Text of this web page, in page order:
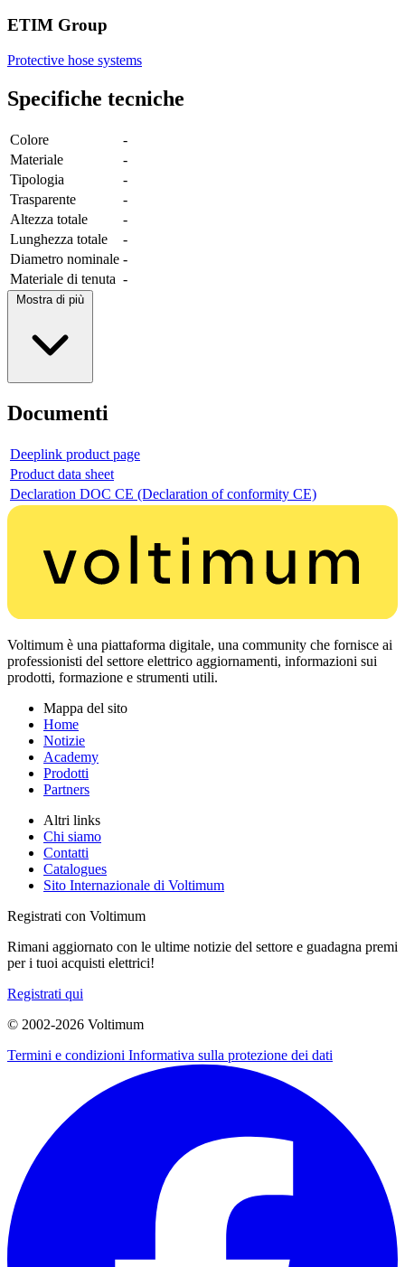
ETIM Group
Protective hose systems
Specifiche tecniche
Colore
-
Materiale
-
Tipologia
-
Trasparente
-
Altezza totale
-
Lunghezza totale
-
Diametro nominale -
Materiale di tenuta -
Mostra di più
Documenti
Deeplink product page
Product data sheet
Declaration DOC CE (Declaration of conformity CE)
Voltimum è una piattaforma digitale, una community che fornisce ai
professionisti del settore elettrico aggiornamenti, informazioni sui
prodotti, formazione e strumenti utili.
Mappa del sito
Home
Notizie
Academy
Prodotti
Partners
Altri links
Chi siamo
Contatti
Catalogues
Sito Internazionale di Voltimum
Registrati con Voltimum
Rimani aggiornato con le ultime notizie del settore e guadagna premi
per i tuoi acquisti elettrici!
Registrati qui
© 2002-2026 Voltimum
Termini e condizioni Informativa sulla protezione dei dati